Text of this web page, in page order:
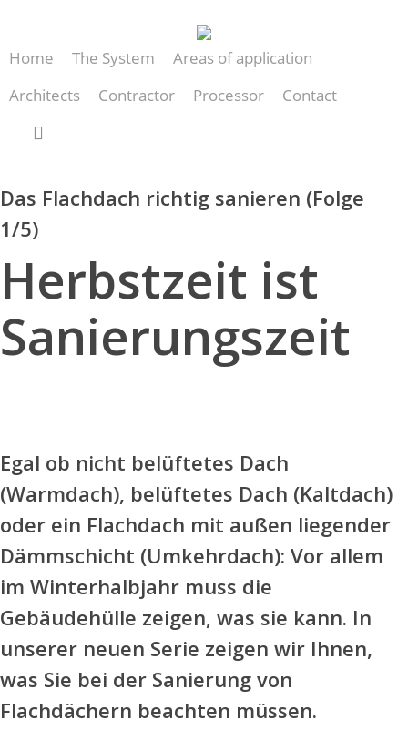
main
Home The System
Areas of application
Architects
Contractor Processor Contact
Das Flachdach richtig sanieren (Folge
1/5)
Herbstzeit ist
Sanierungszeit
Egal ob nicht belüftetes Dach
(Warmdach), belüftetes Dach (Kaltdach)
oder ein Flachdach mit außen liegender
Dämmschicht (Umkehrdach): Vor allem
im Winterhalbjahr muss die
Gebäudehülle zeigen, was sie kann. In
unserer neuen Serie zeigen wir Ihnen,
was Sie bei der Sanierung von
Flachdächern beachten müssen.